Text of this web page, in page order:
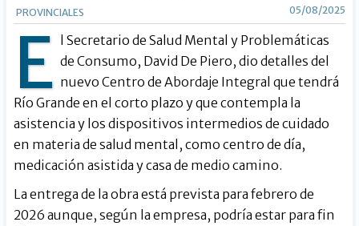
PROVINCIALES 05/08/2025
E
l Secretario de Salud Mental y Problemáticas
de Consumo, David De Piero, dio detalles del
nuevo Centro de Abordaje Integral que tendrá
Río Grande en el corto plazo y que contempla la
asistencia y los dispositivos intermedios de cuidado
en materia de salud mental, como centro de día,
medicación asistida y casa de medio camino.
La entrega de la obra está prevista para febrero de
2026 aunque, según la empresa, podría estar para fin